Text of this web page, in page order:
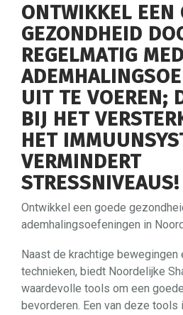
ONTWIKKEL EEN
GEZONDHEID
REGELMATIG
UIT TE VOEREN;
BIJ HET
HET
VERMINDERT
STRESSNIVEAUS!
Ontwikkel een goede
ademhalingsoefeningen in
Naast de krachtige bewegingen
technieken, biedt Noordelijke
waardevolle tools om een
bevorderen. Een van deze tools